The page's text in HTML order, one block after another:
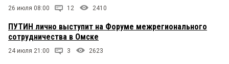
26 июля 08:00 12 2410
ПУТИН лично выступит на Форуме межрегионального
сотрудничества в Омске
24 июля 21:00 3 2623